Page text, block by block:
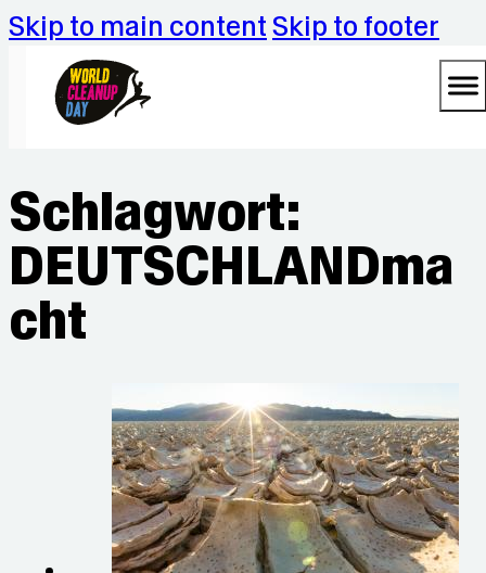
Skip to main content Skip to footer
Schlagwort:
DEUTSCHLANDma
cht